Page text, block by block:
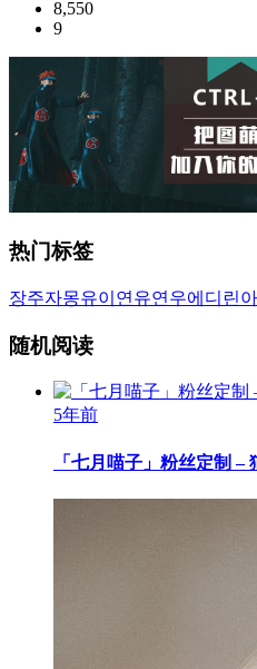
8,550
9
热门标签
장주자몽유이 연유연우에디린
随机阅读
5年前
「七月喵子」粉丝定制 –